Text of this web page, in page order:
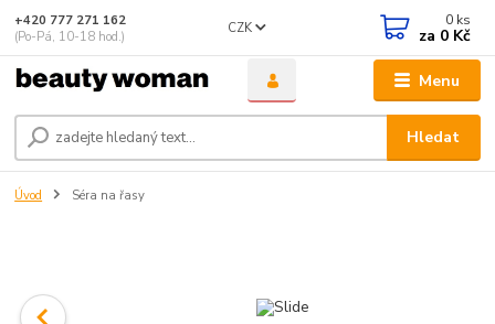
Menu
CZK
Hledat
+420 777 271 162
(Po-Pá, 10-18 hod.)
0 ks
za 0 Kč
Úvod Séra na řasy